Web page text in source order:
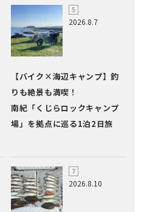
2026.8.7
【バイク×海辺キャンプ】釣
りも絶景も満喫！
南紀「くじらロックキャンプ
場」を拠点に巡る1泊2日旅
2026.8.10